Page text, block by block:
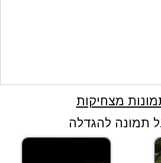
מצחיקות
תמונה להגדלה